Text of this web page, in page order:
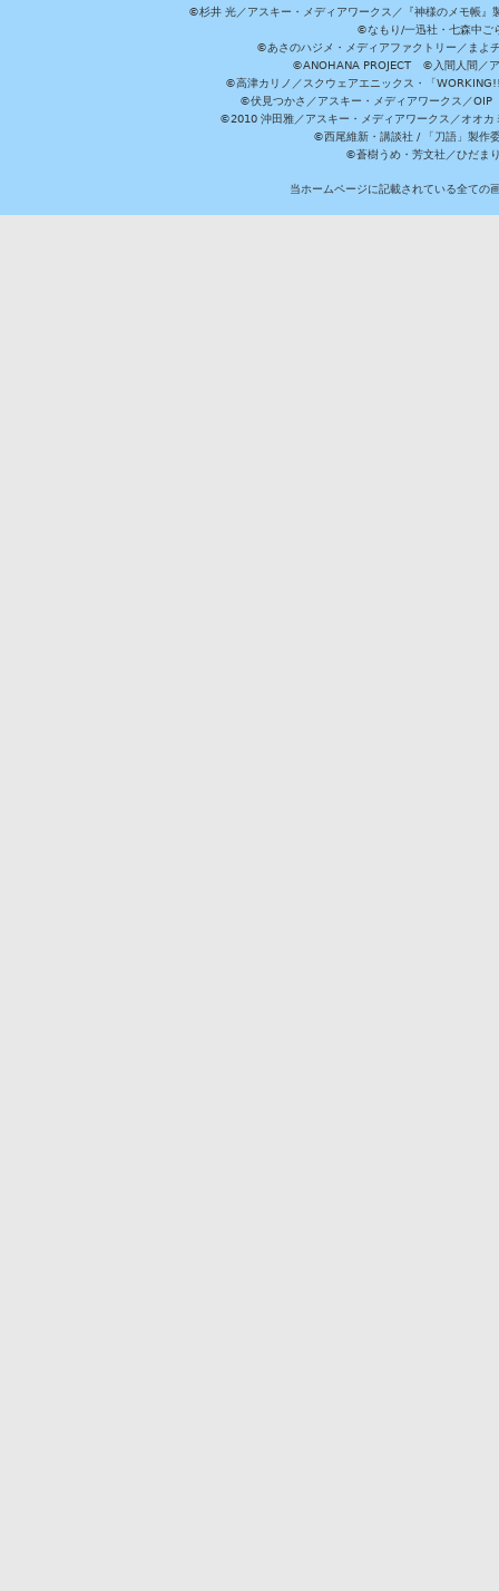
©杉井 光／アスキー・メディアワークス／『神様のメモ帳
©なもり/一迅社・七森中
©あさのハジメ・メディアファクトリー／ま
©ANOHANA PROJECT ©入間人間／ア
©高津カリノ／スクウェアエニックス・「
©伏見つかさ／アスキー・メディアワークス／
©2010 沖田雅／アスキー・メディアワークス／オオ
©西尾維新・講談社 / 「刀語」製作
©蒼樹うめ・芳文社／ひだま
当ホームページに記載されている全ての